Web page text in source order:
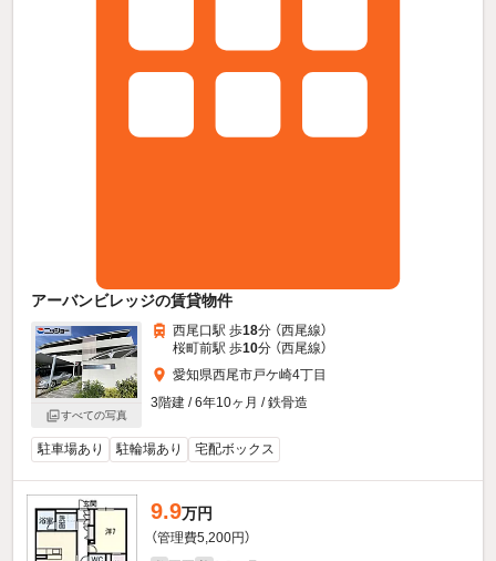
アーバンビレッジの賃貸物件
すべての写真
西尾口駅 歩18分 （西尾線）
桜町前駅 歩10分 （西尾線）
愛知県西尾市戸ケ崎4丁目
3階建 / 6年10ヶ月 / 鉄骨造
駐車場あり 駐輪場あり 宅配ボックス
9.9万円
（管理費5,200円）